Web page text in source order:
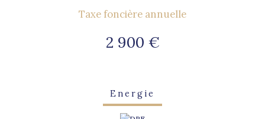
Taxe foncière annuelle
2 900 €
Energie